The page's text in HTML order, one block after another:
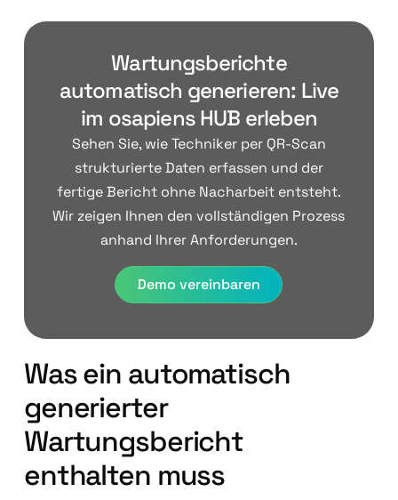
Wartungsberichte
automatisch generieren: Live
im osapiens HUB erleben
Sehen Sie, wie Techniker per QR-Scan
strukturierte Daten erfassen und der
fertige Bericht ohne Nacharbeit entsteht.
Wir zeigen Ihnen den vollständigen Prozess
anhand Ihrer Anforderungen.
Demo vereinbaren
Was ein automatisch
generierter
Wartungsbericht
enthalten muss